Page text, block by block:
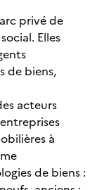
privé de
Elles
de biens,
acteurs
à
de biens :